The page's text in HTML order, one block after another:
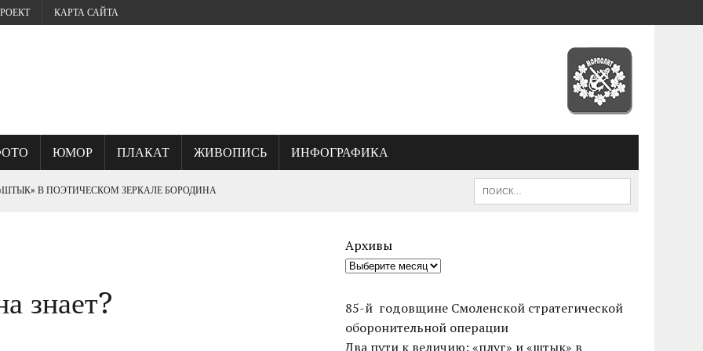
КАРТА САЙТА
ЮМОР ПЛАКАТ ЖИВОПИСЬ ИНФОГРАФИКА
В ПОЭТИЧЕСКОМ ЗЕРКАЛЕ БОРОДИНА
УНИЧТОЖИЛИ ВЕЛИКИЙ ШЕДЕВР ФРАНЦА РУБО ПАНОРАМУ
ВАСИЛИЯ ЧУЙКОВА ПРИ ВЗЯТИИ БЕРЛИНА
знает?
Архивы
85-й годовщине Смоленской стратегической
оборонительной операции
Два пути к величию: «плуг» и «штык» в